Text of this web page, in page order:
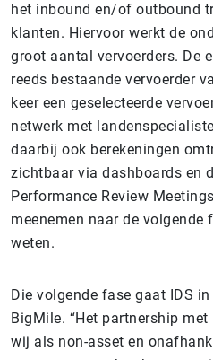
het inbound en/of outbound
klanten. Hiervoor werkt de
groot aantal vervoerders. De
reeds bestaande vervoerder
keer een geselecteerde
netwerk met
daarbij ook berekeningen
zichtbaar via dashboards en
Performance Review
meenemen naar de volgende
weten.
Die volgende fase gaat IDS
BigMile. “Het partnership
wij als non-asset en